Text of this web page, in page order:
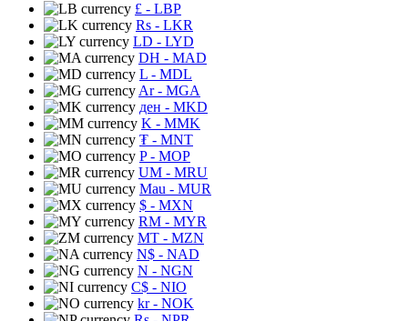
£ - LBP
Rs - LKR
LD - LYD
DH - MAD
L - MDL
Ar- MGA
ден - MKD
K - MMK
₮ - MNT
P- MOP
UM - MRU
Mau - MUR
$ - MXN
RM - MYR
MT - MZN
N$ - NAD
N - NGN
C$ - NIO
kr- NOK